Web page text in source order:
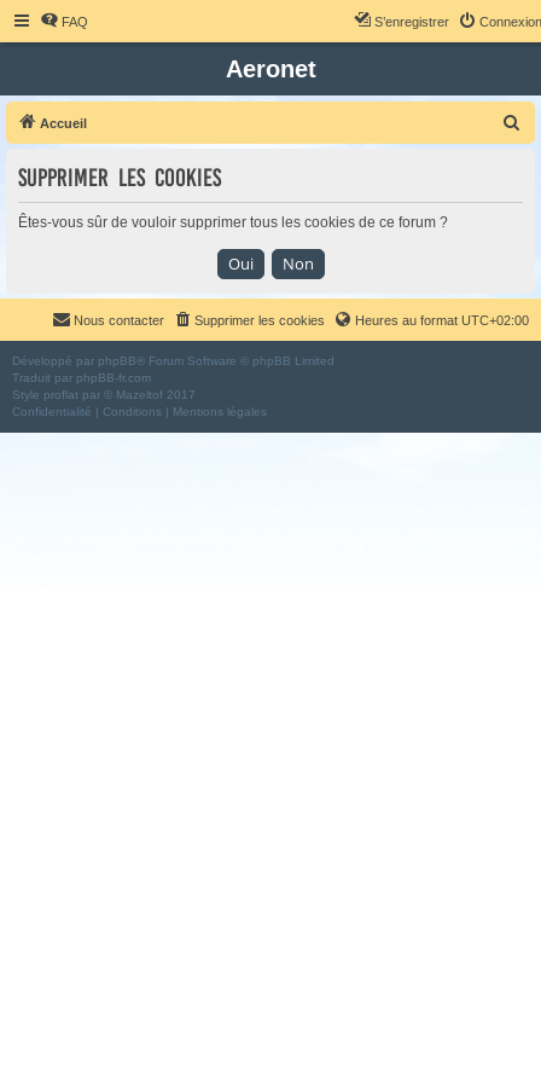
FAQ Connexion
S’enregistrer
Aeronet
Accueil
c
h
Supprimer les cookies
Êtes-vous sûr de vouloir supprimer tous les cookies de ce forum ?
Heures au format UTC+02:00
Supprimer les cookies
Nous contacter
Développé par phpBB® Forum Software © phpBB Limited
Traduit par phpBB-fr.com
Style proflat par © Mazeltof 2017
Confidentialité | Conditions | Mentions légales